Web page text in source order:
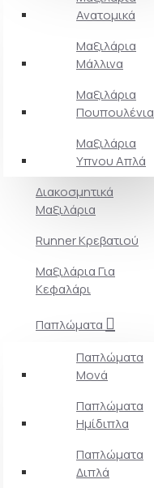
Ανατομικά
Μαξιλάρια
Μάλλινα
Μαξιλάρια
Πουπουλένια
Μαξιλάρια
Υπνου Απλά
Διακοσμητικά
Μαξιλάρια
Runner Κρεβατιού
Μαξιλάρια Για
Κεφαλάρι
Παπλώματα
Παπλώματα
Μονά
Παπλώματα
Ημίδιπλα
Παπλώματα
Διπλά